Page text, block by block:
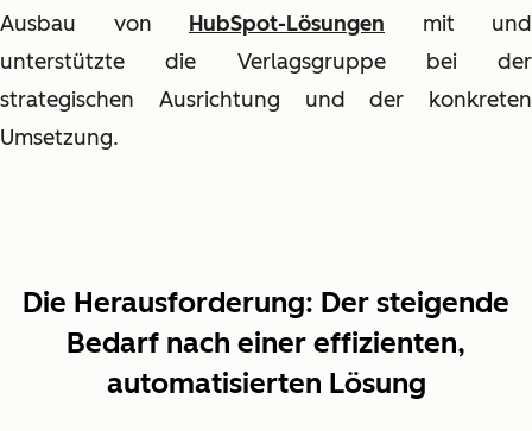
Ausbau von HubSpot-Lösungen mit und
unterstützte die Verlagsgruppe bei der
strategischen Ausrichtung und der konkreten
Umsetzung.
Die Herausforderung: Der steigende
Bedarf nach einer effizienten,
automatisierten Lösung